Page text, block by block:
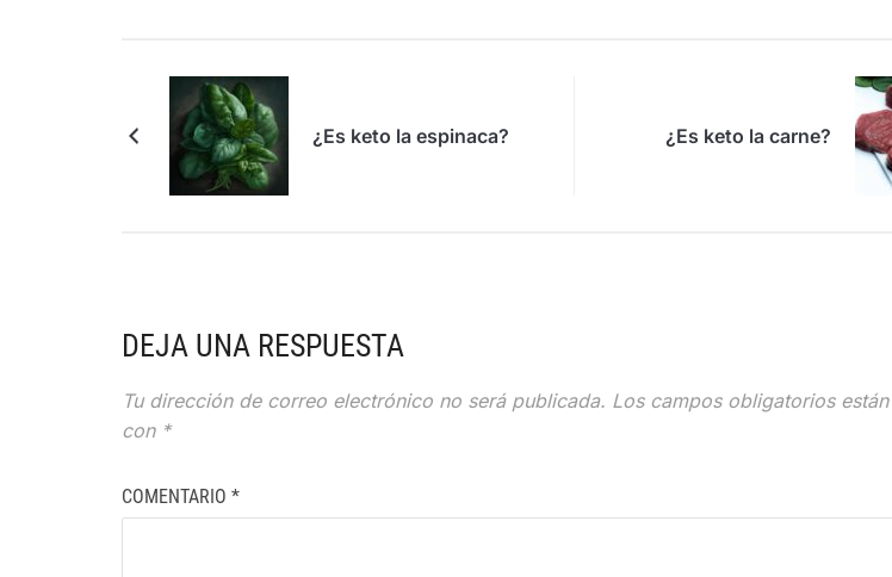
¿Es keto la espinaca? ¿Es keto la carne?
DEJA UNA RESPUESTA
Tu dirección de correo electrónico no será publicada. Los campos obligatorios
con *
COMENTARIO *